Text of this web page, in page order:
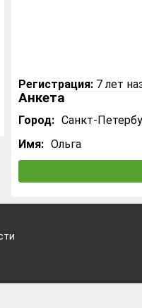
Регистрация: 7 лет
Анкета
Город: Санкт-
Имя: Ольга